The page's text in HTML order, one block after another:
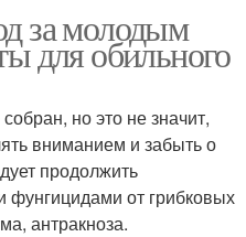
за молодым
для обильного
но это не значит,
вниманием и забыть о
продолжить
фунгицидами от грибковых
антракноза.